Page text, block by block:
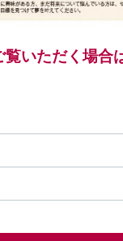
覧いただく場合